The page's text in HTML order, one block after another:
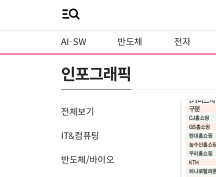
AI·SW 반도체 전자
인포그래픽
전체보기
IT&컴퓨팅
반도체/바이오